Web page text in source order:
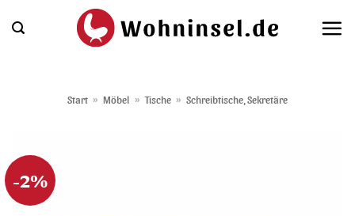
Inhalt
Start » Möbel » Tische » Schreibtische, Sekretäre
-2%